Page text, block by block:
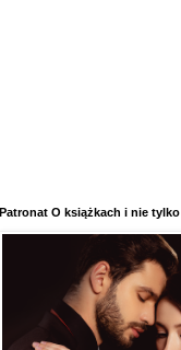
Patronat O książkach i nie tylko